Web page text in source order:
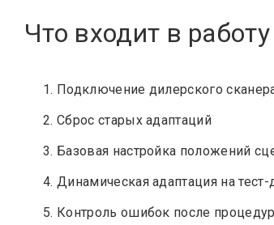
Что входит в работу
Подключение дилерского
Сброс старых адаптаций
Базовая настройка положений
Динамическая адаптация на тест-
Контроль ошибок после